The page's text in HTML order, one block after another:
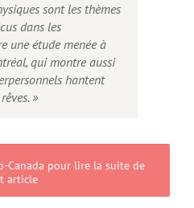
sont les thèmes
dans les
une étude menée à
qui montre aussi
hantent
»
Canada pour lire la suite de
article